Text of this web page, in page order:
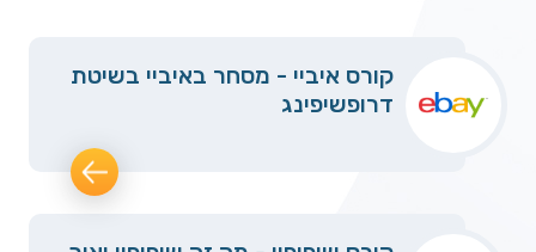
קורס איביי - מסחר באיביי בשיטת
דרופשיפינג